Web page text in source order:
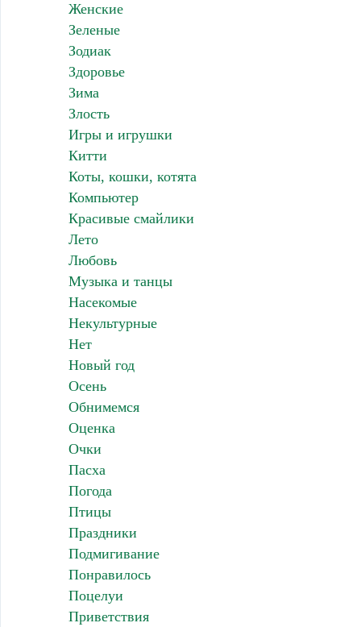
Женские
Зеленые
Зодиак
Здоровье
Зима
Злость
Игры и игрушки
Китти
Коты, кошки, котята
Компьютер
Красивые смайлики
Лето
Любовь
Музыка и танцы
Насекомые
Некультурные
Нет
Новый год
Осень
Обнимемся
Оценка
Очки
Пасха
Погода
Птицы
Праздники
Подмигивание
Понравилось
Поцелуи
Приветствия